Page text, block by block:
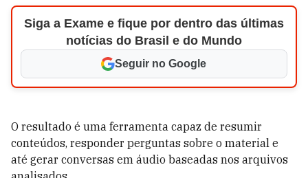
Siga a Exame e fique por dentro das últimas
notícias do Brasil e do Mundo
Seguir no Google
O resultado é uma ferramenta capaz de resumir
conteúdos, responder perguntas sobre o material e
até gerar conversas em áudio baseadas nos arquivos